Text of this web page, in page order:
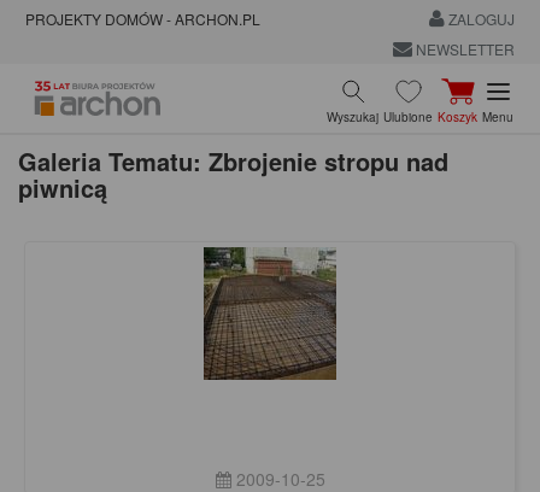
PROJEKTY DOMÓW - ARCHON.PL
ZALOGUJ
NEWSLETTER
Wyszukaj Ulubione Koszyk Menu
Galeria Tematu: Zbrojenie stropu nad
piwnicą
2009-10-25